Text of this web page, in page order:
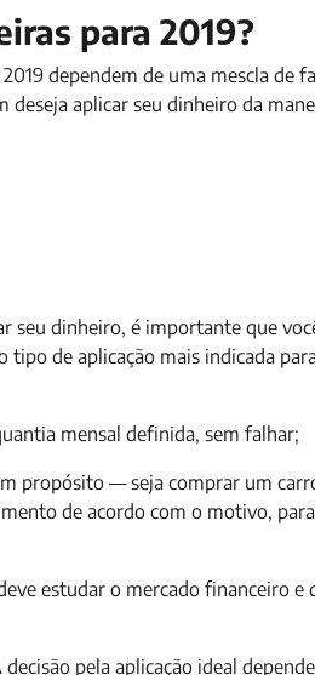
para 2019?
dependem de uma mescla de
aplicar seu dinheiro da
seu dinheiro, é importante que
de aplicação mais indicada
mensal definida, sem falhar;
propósito — seja comprar um
de acordo com o motivo,
estudar o mercado financeiro
pela aplicação ideal